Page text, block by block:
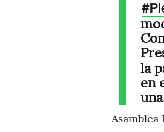
la
en
— Asamblea